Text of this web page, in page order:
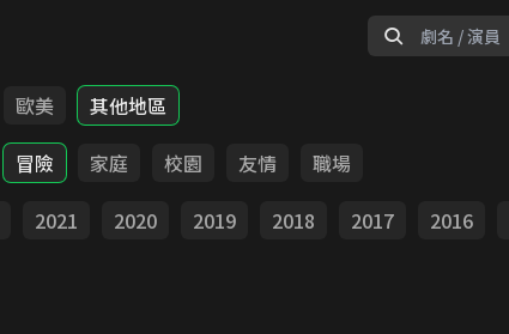
歐美
其他地區
冒險 家庭 校園 友情
職場
2021 2020 2019 2018 2017 2016